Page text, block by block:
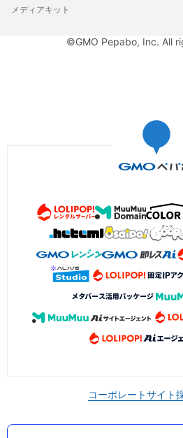
メディアキット
©GMO Pepabo, Inc. All
コーポレートサイト